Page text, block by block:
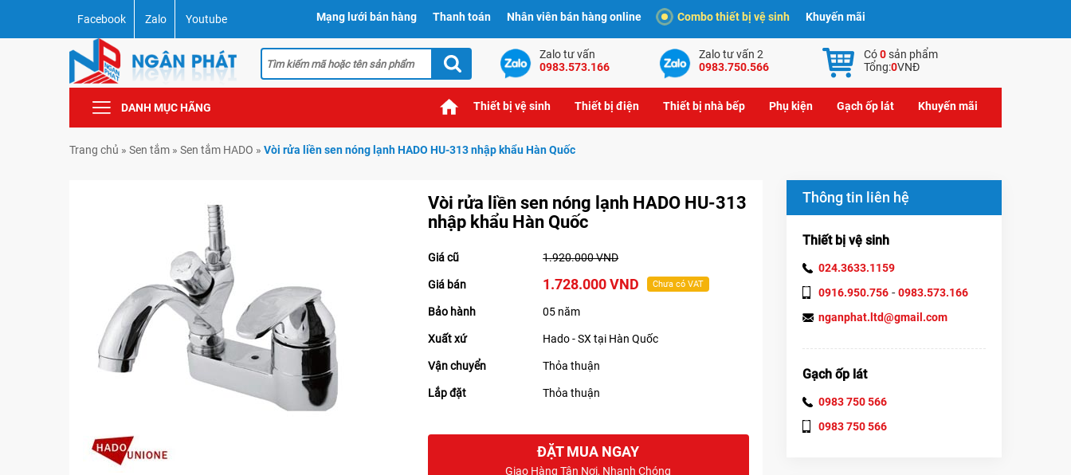
Facebook Zalo Youtube Mạng lưới bán hàng Thanh toán Nhân viên bán hàng online Combo thiết bị vệ sinh Khuyến mãi
Zalo tư vấn
0983.573.166
Zalo tư vấn 2
0983.750.566
Có0sản phẩm
Tổng:0VNĐ
DANH MỤC HÃNG Thiết bị vệ sinh Thiết bị điện Thiết bị nhà bếp Phụ kiện Gạch ốp lát Khuyến mãi
Trang chủ » Sen tắm » Sen tắm HADO » Vòi rửa liền sen nóng lạnh HADO HU-313 nhập khẩu Hàn Quốc
Vòi rửa liền sen nóng lạnh HADO HU-313
nhập khẩu Hàn Quốc
Giá cũ 1.920.000 VND
Giá bán 1.728.000 VND Chưa có VAT
Bảo hành 05 năm
Xuất xứ Hado - SX tại Hàn Quốc
Vận chuyển Thỏa thuận
Lắp đặt Thỏa thuận
ĐẶT MUA NGAY
Giao Hàng Tận Nơi, Nhanh Chóng
Thông tin liên hệ
Thiết bị vệ sinh
024.3633.1159
0916.950.756 - 0983.573.166
nganphat.ltd@gmail.com
Gạch ốp lát
0983 750 566
0983 750 566